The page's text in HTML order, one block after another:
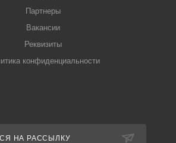
Партнеры
Вакансии
Реквизиты
конфиденциальности
НА РАССЫЛКУ